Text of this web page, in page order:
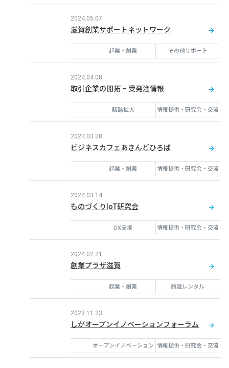
起業・創業 その他サポート
2024.05.07
滋賀創業サポートネットワーク
販路拡大 情報提供・研究会・交流
2024.04.08
取引企業の開拓 – 受発注情報
起業・創業 情報提供・研究会・交流
2024.03.28
ビジネスカフェあきんどひろば
DX支援 情報提供・研究会・交流
2024.03.14
ものづくりIoT研究会
起業・創業 施設レンタル
2024.02.21
創業プラザ滋賀
オープンイノベーション 情報提供・研究会・交流
2023.11.23
しがオープンイノベーションフォーラム